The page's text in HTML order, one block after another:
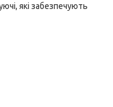
які забезпечують